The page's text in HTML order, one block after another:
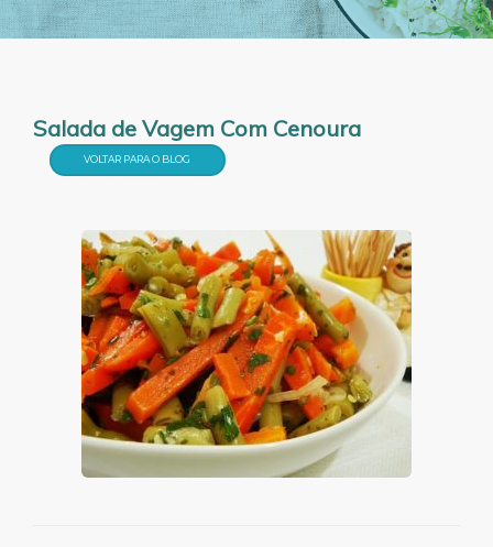
Salada de Vagem Com Cenoura
VOLTAR PARA O BLOG